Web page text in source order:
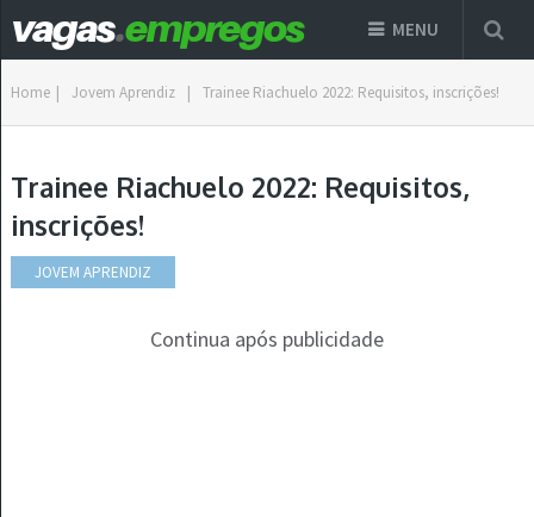
MENU
Home | Jovem Aprendiz | Trainee Riachuelo 2022: Requisitos, inscrições!
Trainee Riachuelo 2022: Requisitos,
inscrições!
JOVEM APRENDIZ
Continua após publicidade